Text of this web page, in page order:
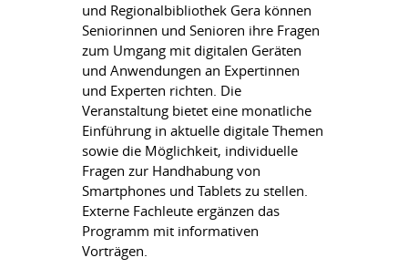
und Regionalbibliothek Gera können
Seniorinnen und Senioren ihre Fragen
zum Umgang mit digitalen Geräten
und Anwendungen an Expertinnen
und Experten richten. Die
Veranstaltung bietet eine monatliche
Einführung in aktuelle digitale Themen
sowie die Möglichkeit, individuelle
Fragen zur Handhabung von
Smartphones und Tablets zu stellen.
Externe Fachleute ergänzen das
Programm mit informativen
Vorträgen.